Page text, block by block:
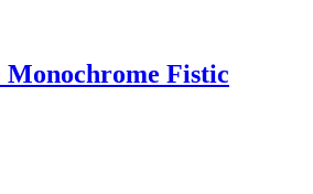
Monochrome Fistic